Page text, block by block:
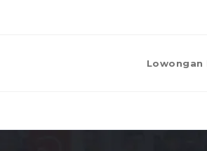
Lowongan